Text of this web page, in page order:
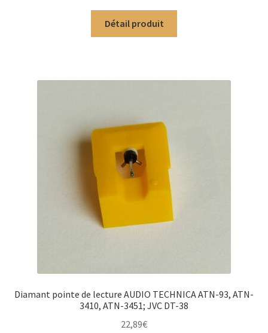
Détail produit
Diamant pointe de lecture AUDIO TECHNICA ATN-93, ATN-
3410, ATN-3451; JVC DT-38
22,89€